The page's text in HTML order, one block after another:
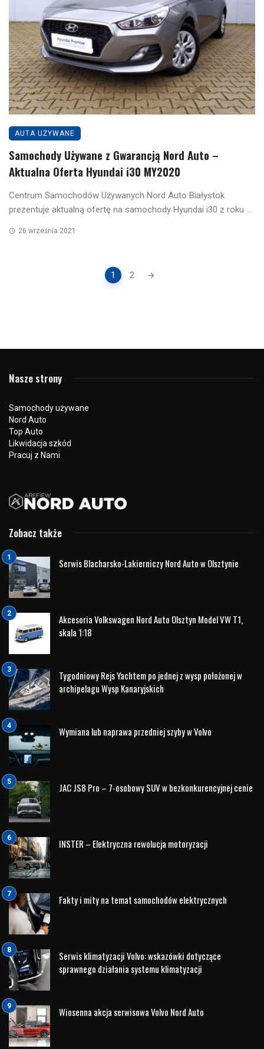
AUTA UŻYWANE
Samochody Używane z Gwarancją Nord Auto –
Aktualna Oferta Hyundai i30 MY2020
Centrum Samochodów Używanych Nord Auto Białystok
prezentuje aktualną ofertę na samochody Hyundai i30 z roku ...
26 września 2021
1 2
Nasze strony
Samochody używane
Nord Auto
Top Auto
Likwidacja szkód
Pracuj z Nami
Zobacz także
Serwis Blacharsko-Lakierniczy Nord Auto w Olsztynie
Akcesoria Volkswagen Nord Auto Olsztyn Model VW T1,
skala 1:18
Tygodniowy Rejs Yachtem po jednej z wysp położonej w
archipelagu Wysp Kanaryjskich
Wymiana lub naprawa przedniej szyby w Volvo
JAC JS8 Pro – 7-osobowy SUV w bezkonkurencyjnej cenie
INSTER – Elektryczna rewolucja motoryzacji
Fakty i mity na temat samochodów elektrycznych
Serwis klimatyzacji Volvo: wskazówki dotyczące
sprawnego działania systemu klimatyzacji
Wiosenna akcja serwisowa Volvo Nord Auto